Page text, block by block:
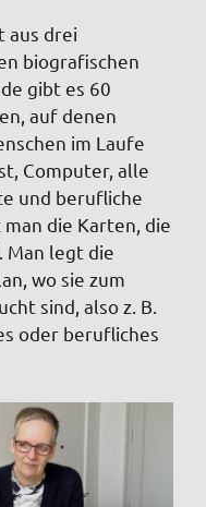
aus drei
biografischen
gibt es 60
auf denen
im Laufe
Computer, alle
und berufliche
die Karten, die
Man legt die
wo sie zum
sind, also z. B.
oder berufliches